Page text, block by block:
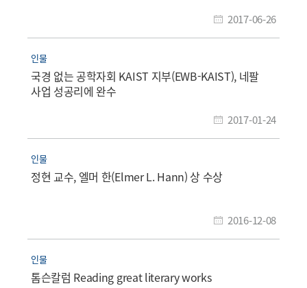
2017-06-26
인물
국경 없는 공학자회 KAIST 지부(EWB-KAIST), 네팔
사업 성공리에 완수
2017-01-24
인물
정현 교수, 엘머 한(Elmer L. Hann) 상 수상
2016-12-08
인물
톰슨칼럼 Reading great literary works